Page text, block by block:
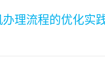
理流程的优化实